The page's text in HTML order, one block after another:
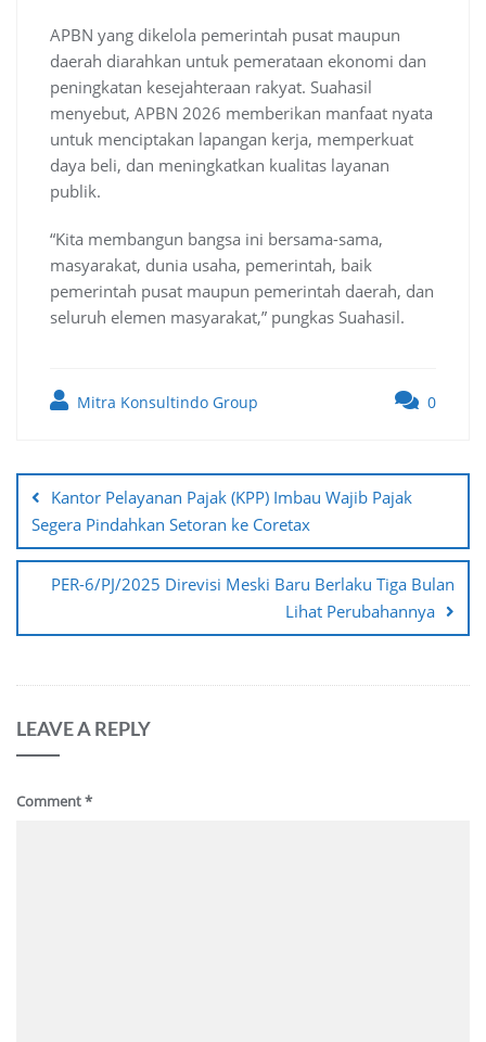
APBN yang dikelola pemerintah pusat maupun
daerah diarahkan untuk pemerataan ekonomi dan
peningkatan kesejahteraan rakyat. Suahasil
menyebut, APBN 2026 memberikan manfaat nyata
untuk menciptakan lapangan kerja, memperkuat
daya beli, dan meningkatkan kualitas layanan
publik.
“Kita membangun bangsa ini bersama-sama,
masyarakat, dunia usaha, pemerintah, baik
pemerintah pusat maupun pemerintah daerah, dan
seluruh elemen masyarakat,” pungkas Suahasil.
Mitra Konsultindo Group 0
navigation
Kantor Pelayanan Pajak (KPP) Imbau Wajib Pajak
Segera Pindahkan Setoran ke Coretax
PER-6/PJ/2025 Direvisi Meski Baru Berlaku Tiga Bulan
Lihat Perubahannya
LEAVE A REPLY
Comment*